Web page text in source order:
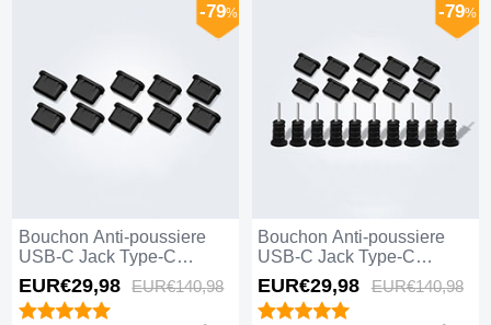
Bouchon Anti-poussiere
USB-C Jack Type-C
Universel 10PCS H01 Noir
-79%
EUR€29,98 EUR€140,98
Bouchon Anti-poussiere
USB-C Jack Type-C
Universel 10PCS Noir
-79%
EUR€29,98 EUR€140,98